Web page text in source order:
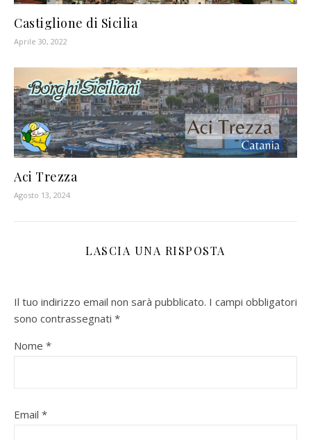
Castiglione di Sicilia
Aprile 30, 2022
Aci Trezza
Agosto 13, 2024
LASCIA UNA RISPOSTA
Il tuo indirizzo email non sarà pubblicato. I campi obbligatori
sono contrassegnati *
Nome *
Email *